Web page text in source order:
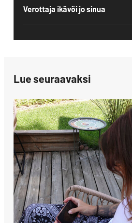
Verottaja ikävöi jo sinua
Lue seuraavaksi